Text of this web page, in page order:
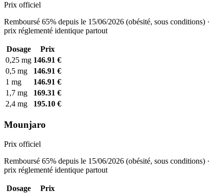
Prix officiel
Remboursé 65% depuis le 15/06/2026 (obésité, sous conditions) ·
prix réglementé identique partout
Dosage
Prix
0,25 mg 146.91 €
0,5 mg
146.91 €
1 mg
146.91 €
1,7 mg
169.31 €
2,4 mg
195.10 €
Mounjaro
Prix officiel
Remboursé 65% depuis le 15/06/2026 (obésité, sous conditions) ·
prix réglementé identique partout
Dosage
Prix